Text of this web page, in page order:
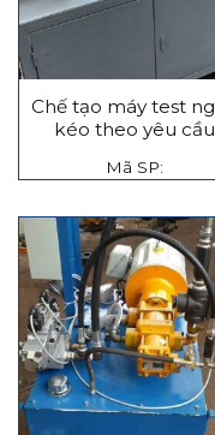
Chế tạo máy test
kéo theo yêu cầu
Mã SP: